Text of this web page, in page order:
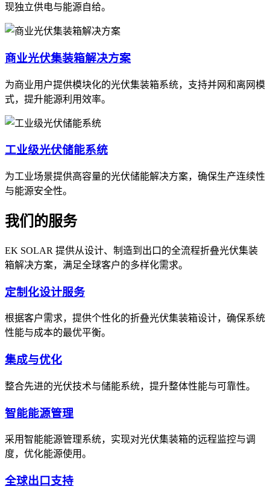
现独立供电与能源自给。
商业光伏集装箱解决方案
为商业用户提供模块化的光伏集装箱系统，支持并网和离网模
式，提升能源利用效率。
工业级光伏储能系统
为工业场景提供高容量的光伏储能解决方案，确保生产连续性
与能源安全性。
我们的服务
EK SOLAR 提供从设计、制造到出口的全流程折叠光伏集装
箱解决方案，满足全球客户的多样化需求。
定制化设计服务
根据客户需求，提供个性化的折叠光伏集装箱设计，确保系统
性能与成本的最优平衡。
集成与优化
整合先进的光伏技术与储能系统，提升整体性能与可靠性。
智能能源管理
采用智能能源管理系统，实现对光伏集装箱的远程监控与调
度，优化能源使用。
全球出口支持